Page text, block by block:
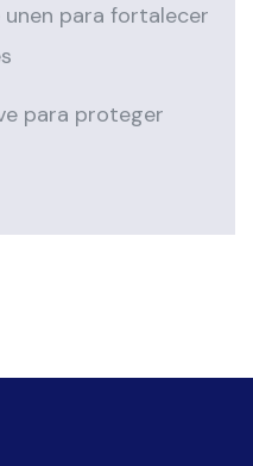
para fortalecer
para proteger